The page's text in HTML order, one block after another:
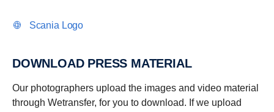
Scania Logo
DOWNLOAD PRESS MATERIAL
Our photographers upload the images and video material
through Wetransfer, for you to download. If we upload